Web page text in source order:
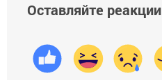
Оставляйте реакции